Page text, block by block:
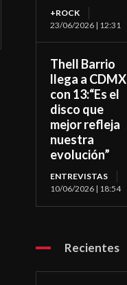
+ROCK
23/06/2026 | 12:31
Thell Barrio
llega a CDMX
con 13:“Es el
disco que
mejor refleja
nuestra
evolución”
ENTREVISTAS
10/06/2026 | 18:54
Recientes